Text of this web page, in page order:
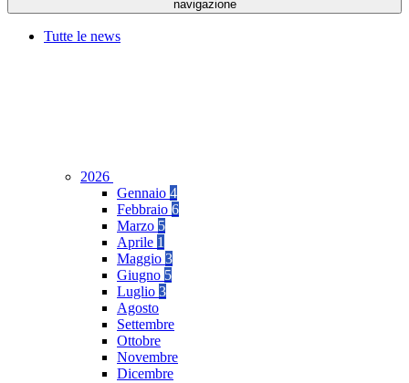
navigazione
Tutte le news
2026
Gennaio 4
Febbraio 6
Marzo 5
Aprile 1
Maggio 3
Giugno 5
Luglio 3
Agosto
Settembre
Ottobre
Novembre
Dicembre